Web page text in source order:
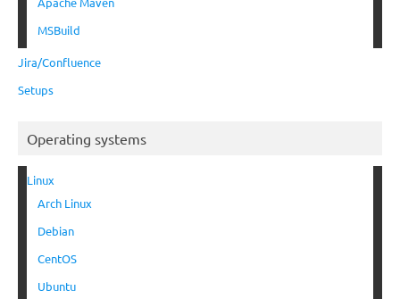
MSBuild
Jira/Confluence
Setups
Operating systems
Linux
Arch Linux
Debian
CentOS
Ubuntu